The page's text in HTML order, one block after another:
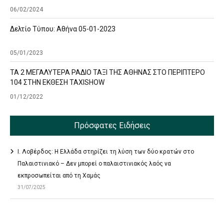
06/02/2024
Δελτίο Τύπου: Αθήνα 05-01-2023
05/01/2023
ΤΑ 2 ΜΕΓΑΛΥΤΕΡΑ ΡΑΔΙΟ ΤΑΞΙ ΤΗΣ ΑΘΗΝΑΣ ΣΤΟ ΠΕΡΙΠΤΕΡΟ
104 ΣΤΗΝ ΕΚΘΕΣΗ TAXISHOW
01/12/2022
Πρόσφατες Ειδήσεις
Ι. Λοβέρδος: Η Ελλάδα στηρίζει τη λύση των δύο κρατών στο
Παλαιστινιακό – Δεν μπορεί ο παλαιστινιακός λαός να
εκπροσωπείται από τη Χαμάς
31/07/2025